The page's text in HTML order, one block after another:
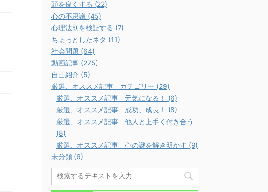
頭を良くする (22)
心の不思議 (45)
心理法則を検証する (7)
ちょっとしたネタ (11)
社会問題 (64)
動画記事 (275)
自己紹介 (5)
厳選、オススメ記事 カテゴリー (29)
厳選、オススメ記事 元気になる！ (6)
厳選、オススメ記事 成功、成長！ (8)
厳選、オススメ記事 他人と上手く付き合う
(8)
厳選、オススメ記事 心の謎を解き明かす (9)
未分類 (6)